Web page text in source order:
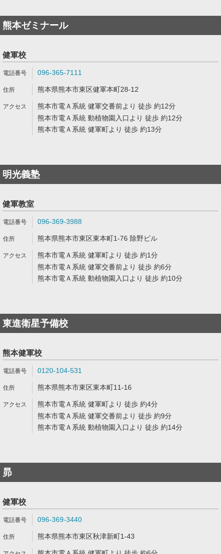
熊本ゼミナール
健軍校
096-365-7111
熊本県熊本市東区健軍本町28-12
熊本市電Ａ系統 健軍交番前より 徒歩 約12分
熊本市電Ａ系統 動植物園入口より 徒歩 約12分
熊本市電Ａ系統 健軍町より 徒歩 約13分
明光義塾
健軍教室
096-369-3988
熊本県熊本市東区東本町1-76 除野ビル
熊本市電Ａ系統 健軍町より 徒歩 約1分
熊本市電Ａ系統 健軍交番前より 徒歩 約6分
熊本市電Ａ系統 動植物園入口より 徒歩 約10分
東進衛星予備校
熊本健軍校
0120-104-531
熊本県熊本市東区東本町11-16
熊本市電Ａ系統 健軍町より 徒歩 約4分
熊本市電Ａ系統 健軍交番前より 徒歩 約9分
熊本市電Ａ系統 動植物園入口より 徒歩 約14分
昴
健軍校
096-369-3440
熊本県熊本市東区秋津新町1-43